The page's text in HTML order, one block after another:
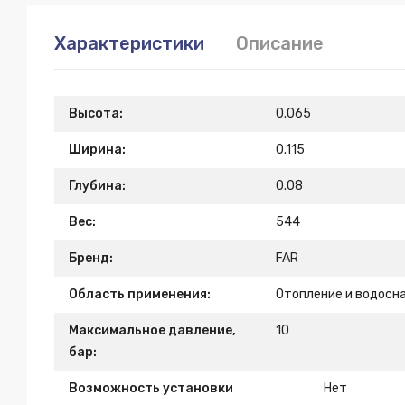
Характеристики Описание
Высота: 0.065
Ширина: 0.115
Глубина: 0.08
Вес: 544
Бренд: FAR
Область применения: Отопление и
Максимальное давление,
бар:
10
Возможность установки
Нет